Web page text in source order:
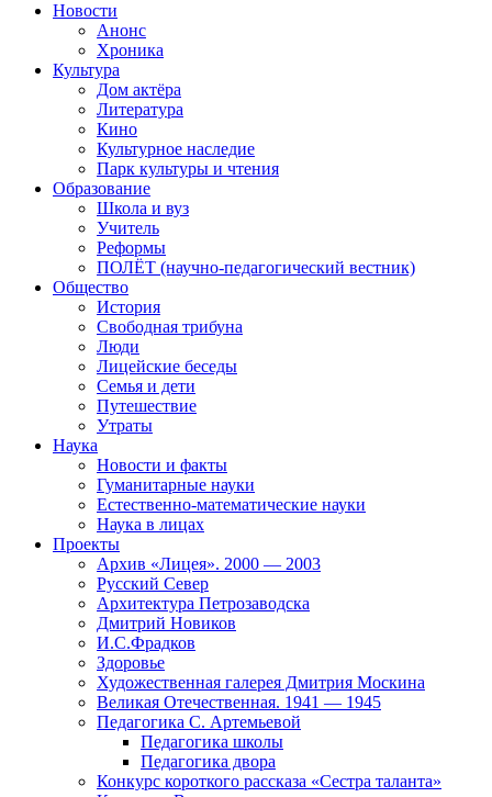
Новости
Анонс
Хроника
Культура
Дом актёра
Литература
Кино
Культурное наследие
Парк культуры и чтения
Образование
Школа и вуз
Учитель
Реформы
ПОЛЁТ (научно-педагогический вестник)
Общество
История
Свободная трибуна
Люди
Лицейские беседы
Семья и дети
Путешествие
Утраты
Наука
Новости и факты
Гуманитарные науки
Естественно-математические науки
Наука в лицах
Проекты
Архив «Лицея». 2000 — 2003
Русский Север
Архитектура Петрозаводска
Дмитрий Новиков
И.С.Фрадков
Здоровье
Художественная галерея Дмитрия Москина
Великая Отечественная. 1941 — 1945
Педагогика С. Артемьевой
Педагогика школы
Педагогика двора
Конкурс короткого рассказа «Сестра таланта»